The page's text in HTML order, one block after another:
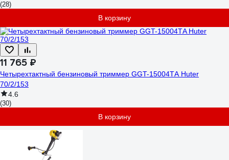
(28)
В корзину
11 765 ₽
Четырехтактный бензиновый триммер GGT-15004ТA Huter
70/2/153
4.6
(30)
В корзину